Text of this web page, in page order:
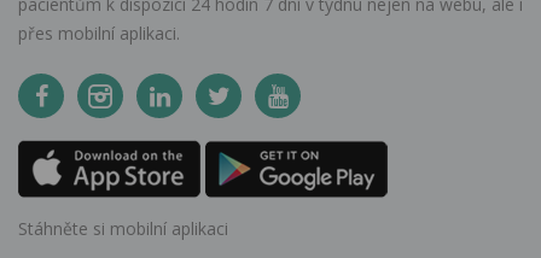
přes mobilní aplikaci.
Stáhněte si mobilní aplikaci